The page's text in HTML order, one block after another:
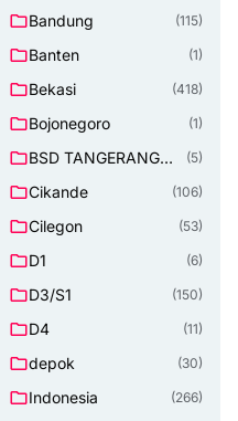
Bandung (115)
Banten (1)
Bekasi (418)
Bojonegoro (1)
BSD TANGERANG
(5)
Cikande (106)
Cilegon (53)
D1 (6)
D3/S1 (150)
D4 (11)
depok (30)
Indonesia (266)